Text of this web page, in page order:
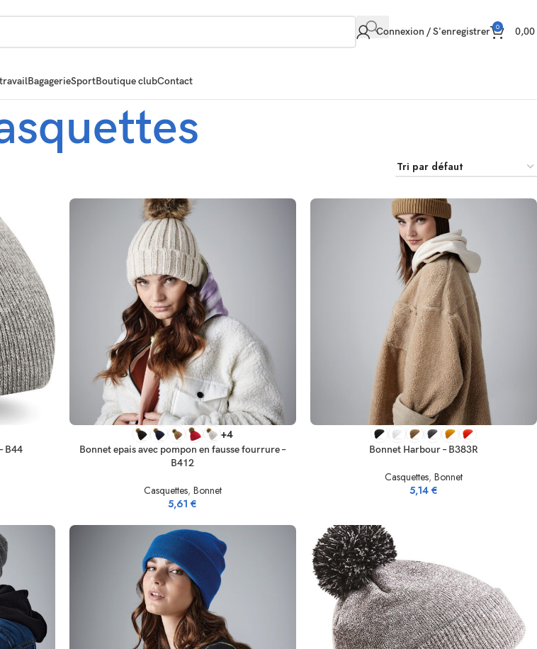
Connexion / S'enregistrer 0 0,00
BagagerieSportBoutique clubContact
B44
CHOIX DES OPTIONS +4
Bonnet epais avec pompon en fausse fourrure –
B412
Casquettes, Bonnet
5,61€
CHOIX DES OPTIONS
Bonnet Harbour – B383R
Casquettes, Bonnet
5,14 €